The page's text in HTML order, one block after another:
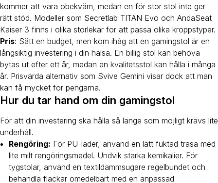
kommer att vara obekväm, medan en för stor stol inte ger
rätt stöd. Modeller som Secretlab TITAN Evo och AndaSeat
Kaiser 3 finns i olika storlekar för att passa olika kroppstyper.
Pris: Sätt en budget, men kom ihåg att en gamingstol är en
långsiktig investering i din hälsa. En billig stol kan behöva
bytas ut efter ett år, medan en kvalitetsstol kan hålla i många
år. Prisvärda alternativ som Svive Gemini visar dock att man
kan få mycket för pengarna.
Hur du tar hand om din gamingstol
För att din investering ska hålla så länge som möjligt krävs lite
underhåll.
Rengöring: För PU-läder, använd en lätt fuktad trasa med
lite milt rengöringsmedel. Undvik starka kemikalier. För
tygstolar, använd en textildammsugare regelbundet och
behandla fläckar omedelbart med en anpassad